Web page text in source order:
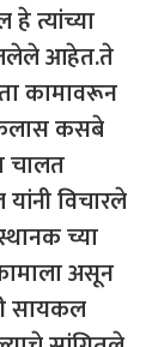
त्यांच्या
आहेत.ते
कामावरून
कसबे
चालत
विचारले
च्या
असून
सायकल